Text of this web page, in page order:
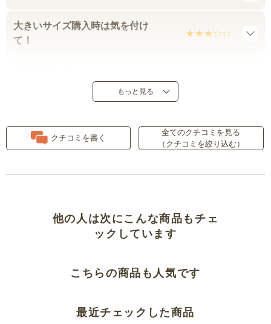
大きいサイズ購入時は気を付け
て！
可愛く着られました
骨格ナチュラル高身長似合いまし
た
もっと見る
クチコミを書く
全てのクチコミを見る
（クチコミを絞り込む）
他の人は次にこんな商品もチェ
ックしています
こちらの商品も人気です
最近チェックした商品